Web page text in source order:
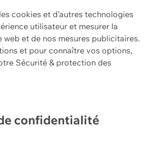
cookies et d'autres technologies
utilisateur et mesurer la
web et de nos mesures publicitaires.
et pour connaître vos options,
Sécurité & protection des
confidentialité